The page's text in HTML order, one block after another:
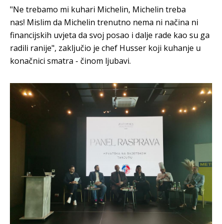
"Ne trebamo mi kuhari Michelin, Michelin treba
nas! Mislim da Michelin trenutno nema ni načina ni
financijskih uvjeta da svoj posao i dalje rade kao su ga
radili ranije", zaključio je chef Husser koji kuhanje u
konačnici smatra - činom ljubavi.